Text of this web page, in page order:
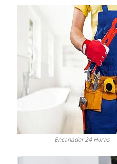
Encanador 24 Horas